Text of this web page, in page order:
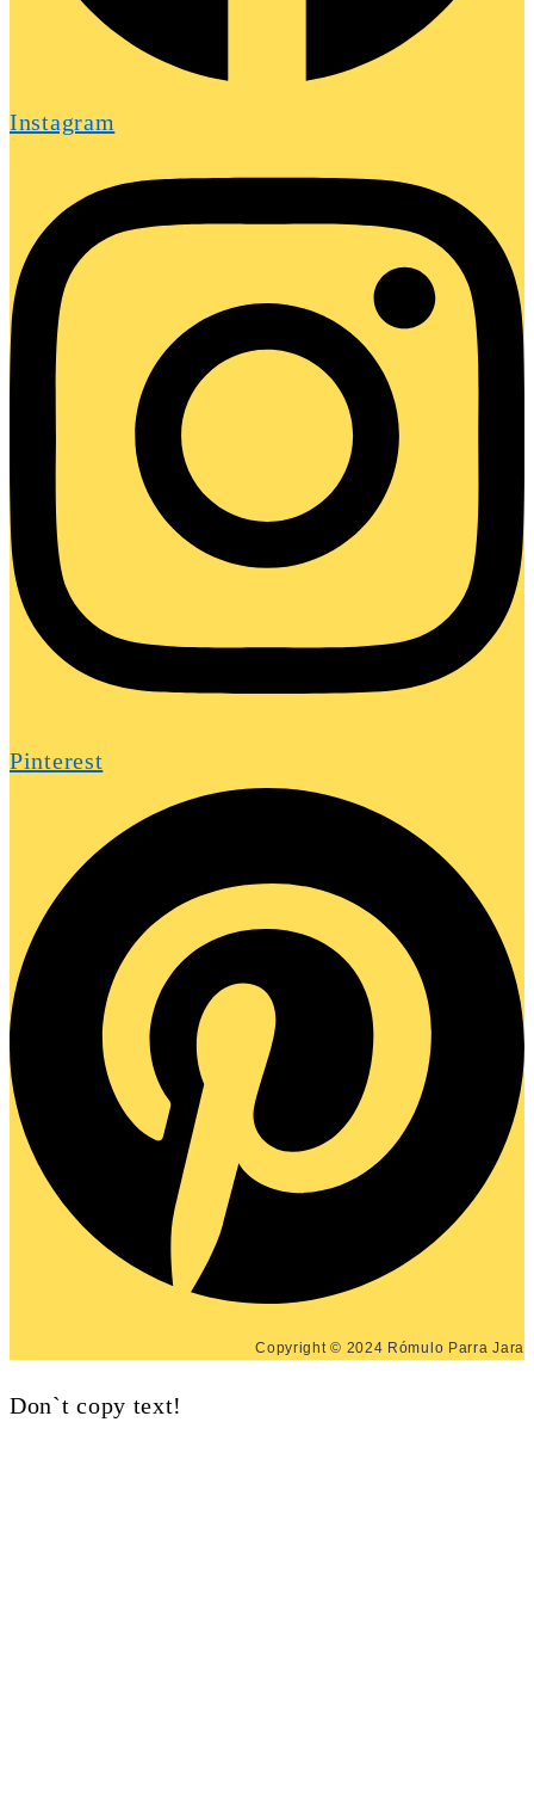
Instagram
Pinterest
Copyright © 2024 Rómulo Parra Jara
Don`t copy text!